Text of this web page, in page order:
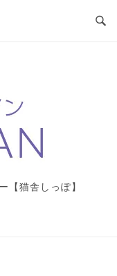
【猫舎しっぽ】